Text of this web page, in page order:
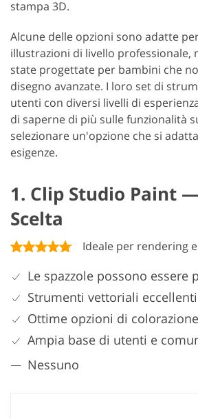
stampa 3D.
Alcune delle opzioni sono adatte
illustrazioni di livello professionale,
state progettate per bambini che
disegno avanzate. I loro set di
utenti con diversi livelli di
di saperne di più sulle funzionalità
selezionare un'opzione che si
esigenze.
1. Clip Studio Paint
Scelta
Ideale per rendering
Le spazzole possono essere
Strumenti vettoriali eccellenti
Ottime opzioni di colorazione
Ampia base di utenti e
Nessuno